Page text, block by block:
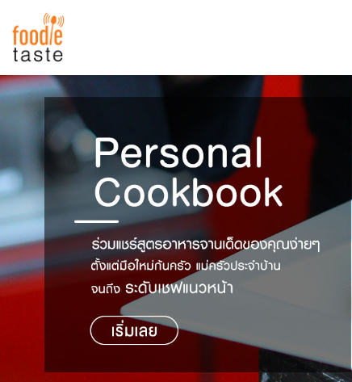
สูตรอาหาร
สูตรอาหารล่าสุด
Top Foodie
พาไปชิม
สารพันก้นครัว
เคล็ดลับน่ารู้
เปรียบเทียบหน่วยการตวง
เปรียบเทียบอุณหภูมิ
เปรียบเทียบน้ำหนักวัตถุดิบ
ชั่งตวงเนย
FoodPedia
สร้าง Cookbook